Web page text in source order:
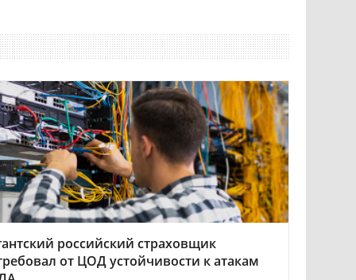
российский страховщик
от ЦОД устойчивости к атакам